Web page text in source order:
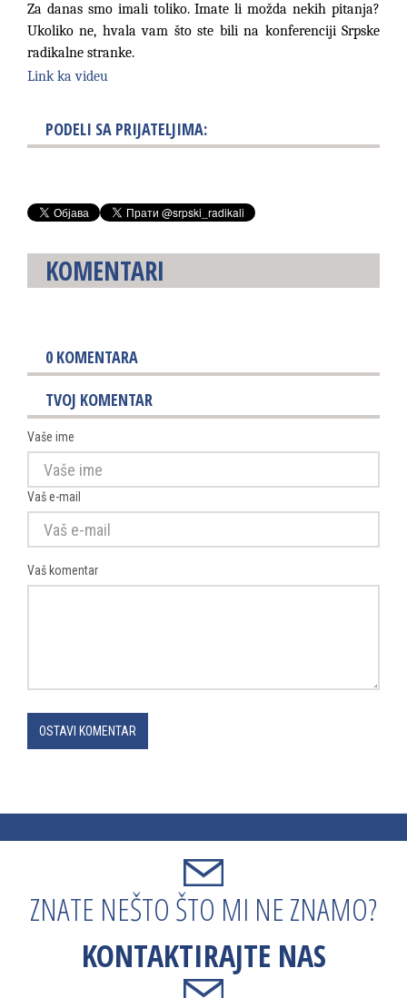
Za danas smo imali toliko. Imate li možda nekih pitanja?
Ukoliko ne, hvala vam što ste bili na konferenciji Srpske
radikalne stranke.
Link ka videu
PODELI SA PRIJATELJIMA:
KOMENTARI
0 KOMENTARA
TVOJ KOMENTAR
Vaše ime
Vaš e-mail
Vaš komentar
OSTAVI KOMENTAR
ZNATE NEŠTO ŠTO MI NE ZNAMO?
KONTAKTIRAJTE NAS